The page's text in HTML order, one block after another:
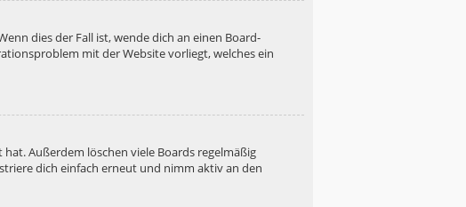
dies der Fall ist, wende dich an einen Board-
mit der Website vorliegt, welches ein
Außerdem löschen viele Boards regelmäßig
dich einfach erneut und nimm aktiv an den